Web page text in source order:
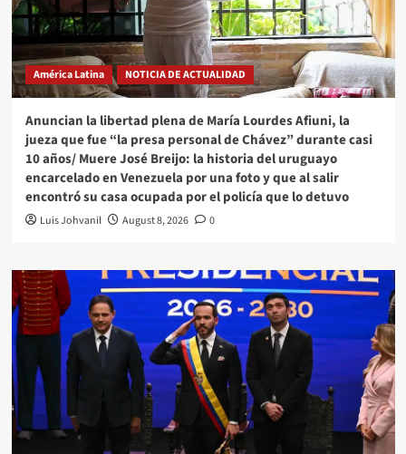
América Latina NOTICIA DE ACTUALIDAD
Anuncian la libertad plena de María Lourdes Afiuni, la
jueza que fue “la presa personal de Chávez” durante casi
10 años/ Muere José Breijo: la historia del uruguayo
encarcelado en Venezuela por una foto y que al salir
encontró su casa ocupada por el policía que lo detuvo
Luis Johvanil August 8, 2026 0